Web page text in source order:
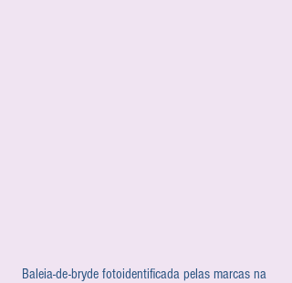
Baleia-de-bryde fotoidentificada pelas marcas na